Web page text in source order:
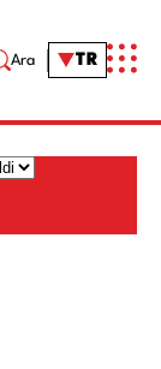
Ara TR